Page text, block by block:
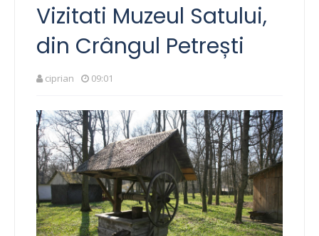
Vizitati Muzeul Satului,
din Crângul Petrești
ciprian 09:01